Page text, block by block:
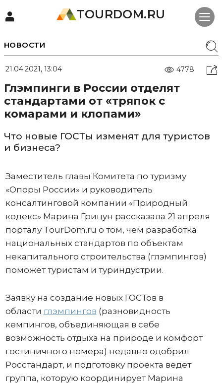
TOURDOM.RU
НОВОСТИ
21.04.2021, 13:04 4778
Глэмпинги в России отделят
стандартами от «тряпок с
комарами и клопами»
Что новые ГОСТы изменят для туристов
и бизнеса?
Заместитель главы Комитета по туризму
«Опоры России» и руководитель
консалтинговой компании «Природный
кодекс» Марина Грицун рассказала 21 апреля
порталу TourDom.ru о том, чем разработка
национальных стандартов по объектам
некапитального строительства (глэмпингов)
поможет туристам и туриндустрии.
Заявку на создание новых ГОСТов в
области глэмпингов (разновидность
кемпингов, объединяющая в себе
возможность отдыха на природе и комфорт
гостиничного номера) недавно одобрил
Росстандарт, и подготовку проекта ведет
группа, которую координирует Марина